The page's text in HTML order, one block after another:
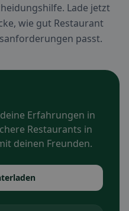
Lade jetzt
wie gut Restaurant
passt.
Erfahrungen in
Restaurants in
deinen Freunden.